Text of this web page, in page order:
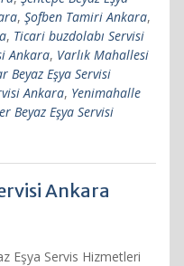
, Şofben Tamiri Ankara,
, Ticari buzdolabı Servisi
Ankara, Varlık Mahallesi
Beyaz Eşya Servisi
Ankara, Yenimahalle
Beyaz Eşya Servisi
Ankara
Eşya Servis Hizmetleri